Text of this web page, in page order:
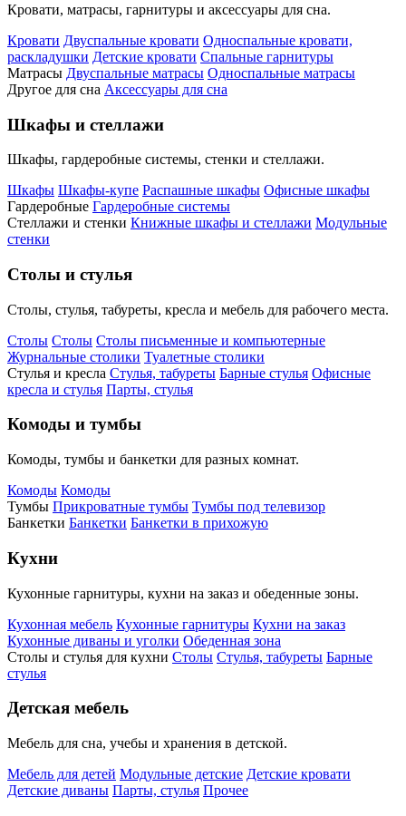
Кровати, матрасы, гарнитуры и аксессуары для сна.
Кровати Двуспальные кровати Односпальные кровати,
раскладушки Детские кровати Спальные гарнитуры
Матрасы Двуспальные матрасы Односпальные матрасы
Другое для сна Аксессуары для сна
Шкафы и стеллажи
Шкафы, гардеробные системы, стенки и стеллажи.
Шкафы Шкафы-купе Распашные шкафы Офисные шкафы
Гардеробные Гардеробные системы
Стеллажи и стенки Книжные шкафы и стеллажи Модульные
стенки
Столы и стулья
Столы, стулья, табуреты, кресла и мебель для рабочего места.
Столы Столы Столы письменные и компьютерные
Журнальные столики Туалетные столики
Стулья и кресла Стулья, табуреты Барные стулья Офисные
кресла и стулья Парты, стулья
Комоды и тумбы
Комоды, тумбы и банкетки для разных комнат.
Комоды Комоды
Тумбы Прикроватные тумбы Тумбы под телевизор
Банкетки Банкетки Банкетки в прихожую
Кухни
Кухонные гарнитуры, кухни на заказ и обеденные зоны.
Кухонная мебель Кухонные гарнитуры Кухни на заказ
Кухонные диваны и уголки Обеденная зона
Столы и стулья для кухни Столы Стулья, табуреты Барные
стулья
Детская мебель
Мебель для сна, учебы и хранения в детской.
Мебель для детей Модульные детские Детские кровати
Детские диваны Парты, стулья Прочее